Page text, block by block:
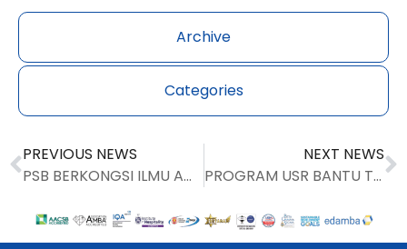
Archive
Categories
PREVIOUS NEWS
PSB BERKONGSI ILMU AMALAN PERSEKITARAN BERKUALITI 5S DENGAN SBM
NEXT NEWS
PROGRAM USR BANTU TINGKATKAN ILMU PENGETAHUAN KOMUNITI SETEMPAT